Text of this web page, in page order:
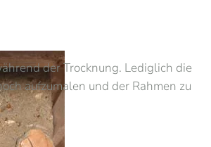
der Trocknung. Lediglich die
aufzumalen und der Rahmen zu